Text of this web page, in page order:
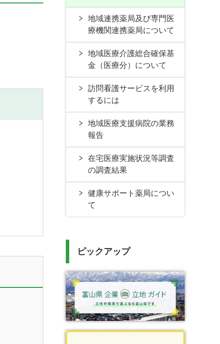
地域連携薬局及び専門医
療機関連携薬局について
地域医療介護総合確保基
金（医療分）について
訪問看護サービスを利用
するには
地域医療支援病院の業務
報告
在宅医療実施状況等調査
の調査結果
健康サポート薬局につい
て
ピックアップ